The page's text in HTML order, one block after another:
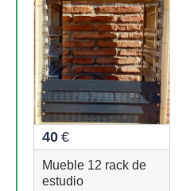
40 €
Mueble 12 rack de
estudio